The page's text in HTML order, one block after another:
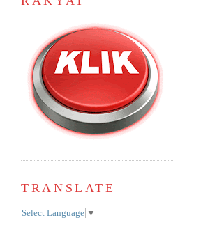
TRANSLATE
Select Language ▼